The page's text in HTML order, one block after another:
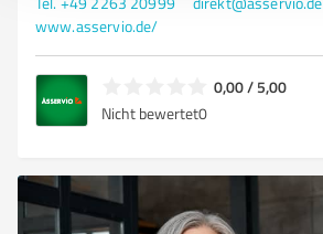
www.asservio.de/
0,00 / 5,00
Nicht bewertet0